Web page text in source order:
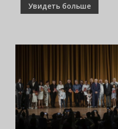
Увидеть больше